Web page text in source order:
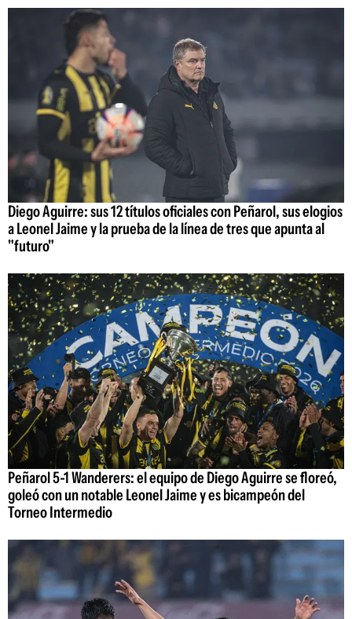
Diego Aguirre: sus 12 títulos oficiales con Peñarol, sus elogios
a Leonel Jaime y la prueba de la línea de tres que apunta al
"futuro"
Peñarol 5-1 Wanderers: el equipo de Diego Aguirre se floreó,
goleó con un notable Leonel Jaime y es bicampeón del
Torneo Intermedio